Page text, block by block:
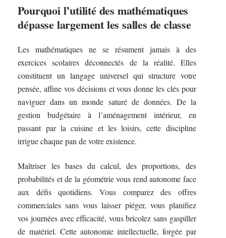
Pourquoi l’utilité des mathématiques
dépasse largement les salles de classe
Les mathématiques ne se résument jamais à des
exercices scolaires déconnectés de la réalité. Elles
constituent un langage universel qui structure votre
pensée, affine vos décisions et vous donne les clés pour
naviguer dans un monde saturé de données. De la
gestion budgétaire à l’aménagement intérieur, en
passant par la cuisine et les loisirs, cette discipline
irrigue chaque pan de votre existence.
Maîtriser les bases du calcul, des proportions, des
probabilités et de la géométrie vous rend autonome face
aux défis quotidiens. Vous comparez des offres
commerciales sans vous laisser piéger, vous planifiez
vos journées avec efficacité, vous bricolez sans gaspiller
de matériel. Cette autonomie intellectuelle, forgée par